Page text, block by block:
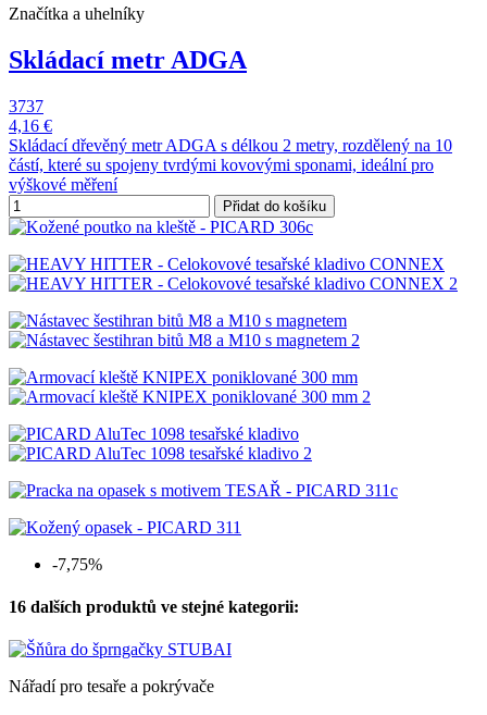
Značítka a uhelníky
Skládací metr ADGA
3737
4,16 €
Skládací dřevěný metr ADGA s délkou 2 metry, rozdělený na 10
částí, které su spojeny tvrdými kovovými sponami, ideální pro
výškové měření
Přidat do košíku
-7,75%
16 dalších produktů ve stejné kategorii:
Nářadí pro tesaře a pokrývače